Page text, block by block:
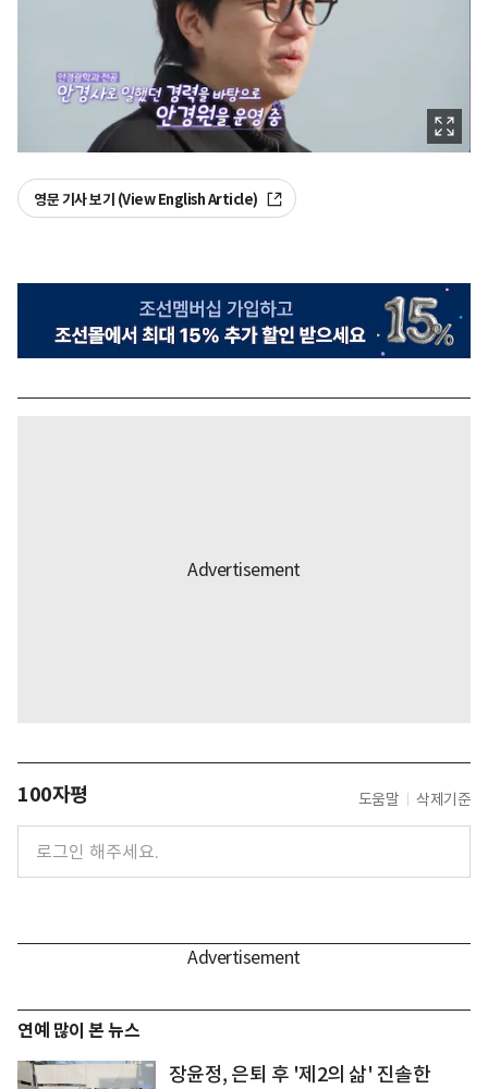
영문 기사 보기 (View English Article)
100자평 도움말 삭제기준
연예 많이 본 뉴스
장윤정, 은퇴 후 '제2의 삶' 진솔한